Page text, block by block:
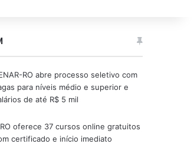
RO abre processo seletivo com
para níveis médio e superior e
de até R$ 5 mil
oferece 37 cursos online gratuitos
certificado e início imediato